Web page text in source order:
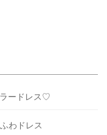
ードレス♡
わドレス